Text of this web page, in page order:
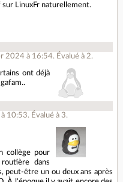
sur LinuxFr naturellement.
2024 à 16:54. Évalué à 2.
ont déjà
10:53. Évalué à 3.
collège pour
dans
peut-être un ou deux ans après